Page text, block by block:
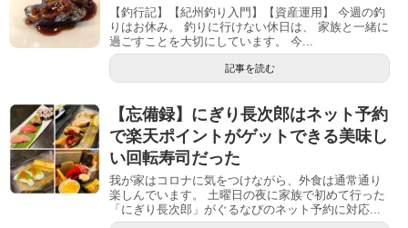
【釣行記】【紀州釣り入門】【資産運用】 今週の釣
りはお休み。 釣りに行けない休日は、 家族と一緒に
過ごすことを大切にしています。 今...
記事を読む
【忘備録】にぎり長次郎はネット予約
で楽天ポイントがゲットできる美味し
い回転寿司だった
我が家はコロナに気をつけながら、外食は通常通り
楽しんでいます。 土曜日の夜に家族で初めて行った
「にぎり長次郎」がぐるなびのネット予約に対応...